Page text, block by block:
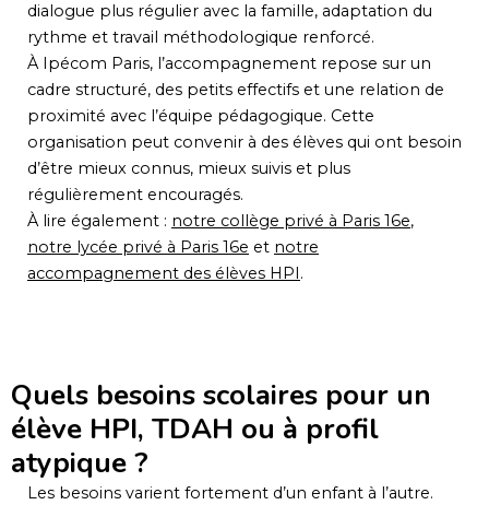
dialogue plus régulier avec la famille, adaptation du
rythme et travail méthodologique renforcé.
À Ipécom Paris, l’accompagnement repose sur un
cadre structuré, des petits effectifs et une relation de
proximité avec l’équipe pédagogique. Cette
organisation peut convenir à des élèves qui ont besoin
d’être mieux connus, mieux suivis et plus
régulièrement encouragés.
À lire également : notre collège privé à Paris 16e,
notre lycée privé à Paris 16e et notre
accompagnement des élèves HPI.
Quels besoins scolaires pour un
élève HPI, TDAH ou à profil
atypique ?
Les besoins varient fortement d’un enfant à l’autre.